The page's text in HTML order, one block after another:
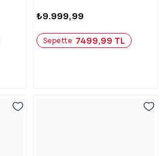
₺9.999,99
Sepette 7499,99 TL